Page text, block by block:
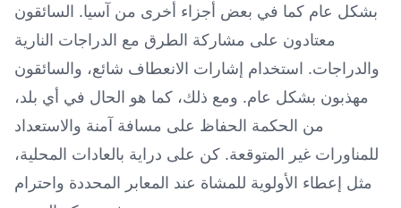
بشكل عام كما في بعض أجزاء أخرى من آسيا. السائقون
معتادون على مشاركة الطرق مع الدراجات النارية
والدراجات. استخدام إشارات الانعطاف شائع، والسائقون
مهذبون بشكل عام. ومع ذلك، كما هو الحال في أي بلد،
من الحكمة الحفاظ على مسافة آمنة والاستعداد
للمناورات غير المتوقعة. كن على دراية بالعادات المحلية،
مثل إعطاء الأولوية للمشاة عند المعابر المحددة واحترام